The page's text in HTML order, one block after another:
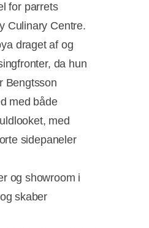
for parrets
Culinary Centre.
draget af og
da hun
Bengtsson
med både
med
sidepaneler
og showroom i
skaber